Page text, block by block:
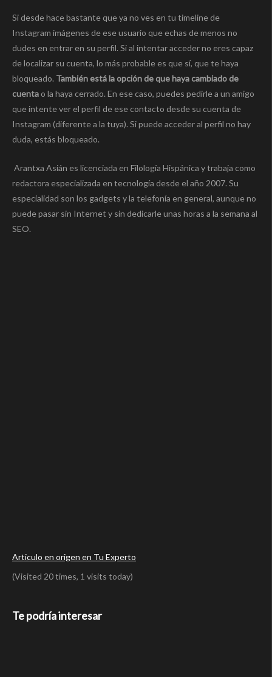
Si desde hace bastante que ya no ves en tu timeline de
Instagram imágenes de ese usuario que echas de menos no
dudes en entrar en su perfil. Si al intentar acceder no eres capaz
de localizar su cuenta, lo más probable es que sí, que te haya
bloqueado. También está la opción de que haya cambiado de
cuentao la haya cerrado. En ese caso, puedes pedirle a un amigo
que intente ver el perfil de ese contacto desde su cuenta de
Instagram (diferente a la tuya). Si puede acceder al perfil no hay
duda, estás bloqueado.
Arantxa Asián es licenciada en Filología Hispánica y trabaja como
redactora especializada en tecnología desde el año 2007. Su
especialidad son los gadgets y la telefonía en general, aunque no
puede pasar sin Internet y sin dedicarle unas horas a la semana al
SEO.
Articulo en origen en Tu Experto
(Visited 20 times, 1 visits today)
Te podría interesar